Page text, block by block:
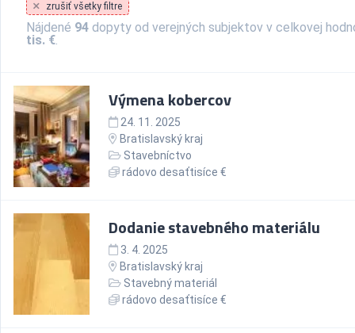
zrušiť všetky filtre
Nájdené 94 dopyty od verejných subjektov v celkovej
tis. €.
Výmena kobercov
24. 11. 2025
Bratislavský kraj
Stavebníctvo
rádovo desaťtisíce €
Dodanie stavebného materiálu
3. 4. 2025
Bratislavský kraj
Stavebný materiál
rádovo desaťtisíce €